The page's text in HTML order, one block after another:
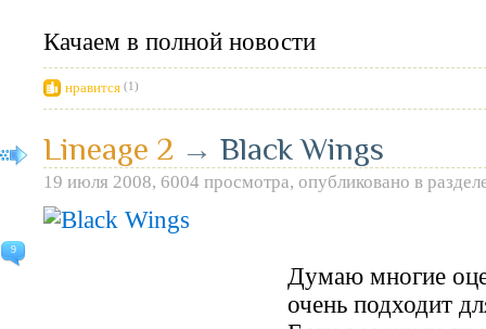
Качаем в полной новости
нравится (1)
9
Lineage 2 → Black Wings
19 июля 2008, 6004 просмотра, опубликовано в
Думаю многие
очень подходит